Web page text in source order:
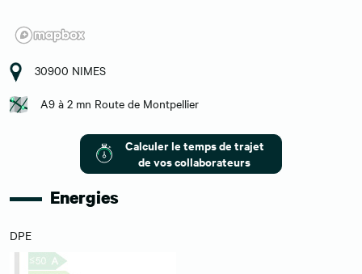
30900 NIMES
A9 à 2 mn Route de Montpellier
Calculer le temps de trajet
de vos collaborateurs
Energies
DPE